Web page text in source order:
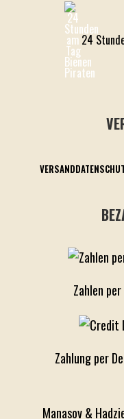
24
VERSAND
Zahlen
Zahlung per
Manasov &